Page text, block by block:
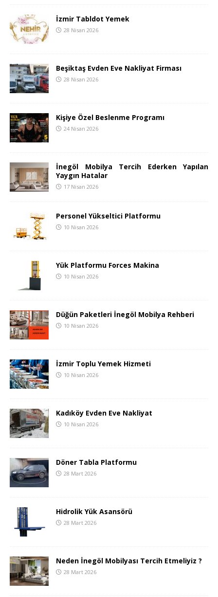
İzmir Tabldot Yemek
28 Nisan 2026
Beşiktaş Evden Eve Nakliyat Firması
28 Nisan 2026
Kişiye Özel Beslenme Programı
24 Nisan 2026
İnegöl Mobilya Tercih Ederken Yapılan
Yaygın Hatalar
17 Nisan 2026
Personel Yükseltici Platformu
10 Nisan 2026
Yük Platformu Forces Makina
10 Nisan 2026
Düğün Paketleri İnegöl Mobilya Rehberi
10 Nisan 2026
İzmir Toplu Yemek Hizmeti
10 Nisan 2026
Kadıköy Evden Eve Nakliyat
10 Nisan 2026
Döner Tabla Platformu
28 Mart 2026
Hidrolik Yük Asansörü
28 Mart 2026
Neden İnegöl Mobilyası Tercih Etmeliyiz ?
28 Mart 2026